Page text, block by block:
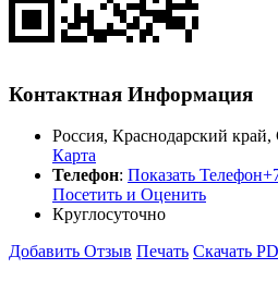
Контактная Информация
Россия, Краснодарский край,
Карта
Телефон: Показать Телефон
Посетить и Оценить
Круглосуточно
Добавить Отзыв Печать Скачать